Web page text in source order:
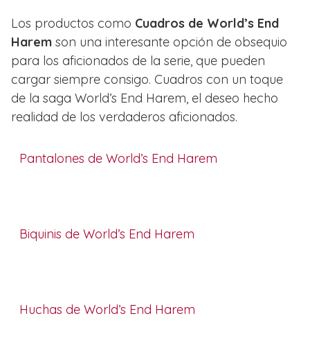
Los productos como Cuadros de World’s End
Harem son una interesante opción de obsequio
para los aficionados de la serie, que pueden
cargar siempre consigo. Cuadros con un toque
de la saga World’s End Harem, el deseo hecho
realidad de los verdaderos aficionados.
Pantalones de World’s End Harem
Biquinis de World’s End Harem
Huchas de World’s End Harem